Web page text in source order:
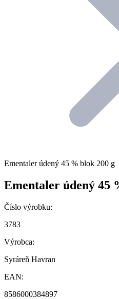
Ementaler údený 45 % blok 200 g
Ementaler údený 45
Číslo výrobku:
3783
Výrobca:
Syráreň Havran
EAN:
8586000384897